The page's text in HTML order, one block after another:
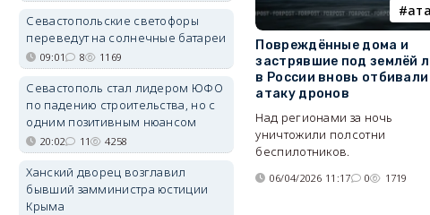
Повреждённые дома и
застрявшие под землёй
в России вновь отбивали
атаку дронов
Над регионами за ночь
уничтожили полсотни
беспилотников.
06/04/2026 11:17 0 1719
Севастопольские светофоры
переведут на солнечные батареи
09:01 8 1169
Севастополь стал лидером ЮФО
по падению строительства, но с
одним позитивным нюансом
20:02 11 4258
Ханский дворец возглавил
бывший замминистра юстиции
Крыма